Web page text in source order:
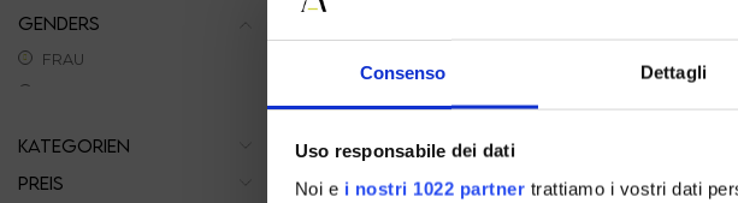
Consenso Dettagli
Uso responsabile dei dati
Noi e i nostri 1022 partner trattiamo i vostri dati
GENDERS
FRAU
KATEGORIEN
PREIS